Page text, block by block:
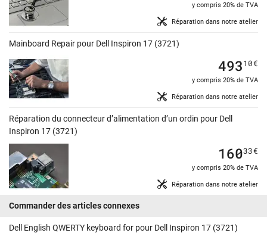
Réparation dans notre atelier
y compris 20% de TVA
Mainboard Repair pour Dell Inspiron 17 (3721)
Réparation dans notre atelier
49310€
y compris 20% de TVA
Réparation du connecteur d’alimentation d’un ordin pour Dell
Inspiron 17 (3721)
Réparation dans notre atelier
16033€
y compris 20% de TVA
Commander des articles connexes
Dell English QWERTY keyboard for pour Dell Inspiron 17 (3721)